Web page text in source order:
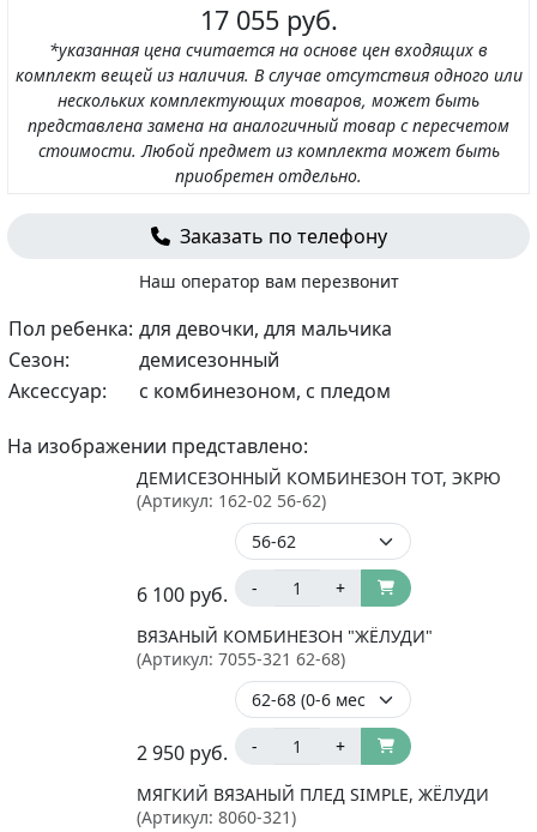
17 055 руб.
*указанная цена считается на основе цен входящих в
комплект вещей из наличия. В случае отсутствия одного или
нескольких комплектующих товаров, может быть
представлена замена на аналогичный товар с пересчетом
стоимости. Любой предмет из комплекта может быть
приобретен отдельно.
Заказать по телефону
Наш оператор вам перезвонит
Пол ребенка: для девочки, для мальчика
Сезон:
демисезонный
Аксессуар:
с комбинезоном, с пледом
На изображении представлено:
ДЕМИСЕЗОННЫЙ КОМБИНЕЗОН TOT, ЭКРЮ
(Артикул: 162-02 56-62)
6 100 руб. - +
ВЯЗАНЫЙ КОМБИНЕЗОН "ЖЁЛУДИ"
(Артикул: 7055-321 62-68)
2 950 руб. - +
МЯГКИЙ ВЯЗАНЫЙ ПЛЕД SIMPLE, ЖЁЛУДИ
(Артикул: 8060-321)